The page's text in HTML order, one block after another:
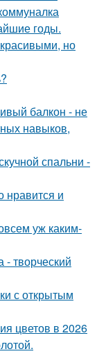
годы.
но
балкон - не
навыков,
спальни -
нравится и
уж каким-
творческий
с открытым
цветов в 2026